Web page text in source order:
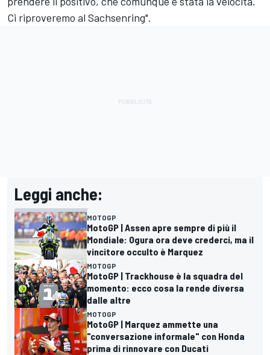
Ci riproveremo al Sachsenring".
Leggi anche:
MOTOGP
MotoGP | Assen apre sempre di più il
Mondiale: Ogura ora deve crederci, ma il
vincitore occulto è Marquez
MOTOGP
MotoGP | Trackhouse è la squadra del
momento: ecco cosa la rende diversa
dalle altre
MOTOGP
MotoGP | Marquez ammette una
"conversazione informale" con Honda
prima di rinnovare con Ducati